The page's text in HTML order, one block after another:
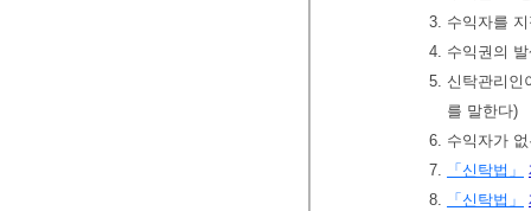
3. 수익자를
4. 수익권의
5. 신탁관리인
를 말한다)
6. 수익자가
7.
「신탁법」
8.
「신탁법」